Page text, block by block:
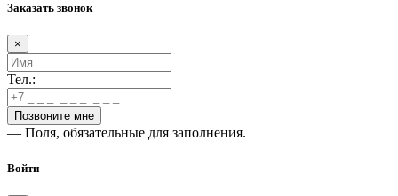
Заказать звонок
×
Тел.:
— Поля, обязательные для заполнения.
Войти